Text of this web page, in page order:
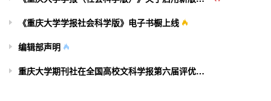
《重庆大学学报社会科学版》电子书橱上线
编辑部声明
重庆大学期刊社在全国高校文科学报第六届评优活动中获佳绩